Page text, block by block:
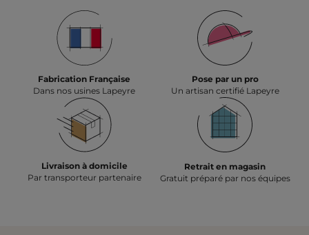
Fabrication Française
Dans nos usines Lapeyre
Pose par un pro
Un artisan certifié Lapeyre
Livraison à domicile
Par transporteur partenaire
Retrait en magasin
Gratuit préparé par nos équipes